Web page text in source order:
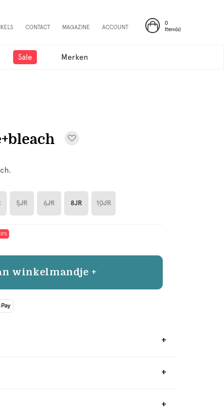
0
Item(s)
CONTACT MAGAZINE ACCOUNT
Sale Merken
5JR 6JR 8JR 10JR
winkelmandje +